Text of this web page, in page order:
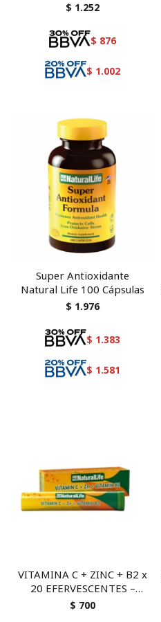
$ 1.252
$ 876
$ 1.002
Super Antioxidante
Natural Life 100 Cápsulas
$ 1.976
$ 1.383
$ 1.581
VITAMINA C + ZINC + B2 x
20 EFERVESCENTES –
Refuerzo Inmune y
$ 700